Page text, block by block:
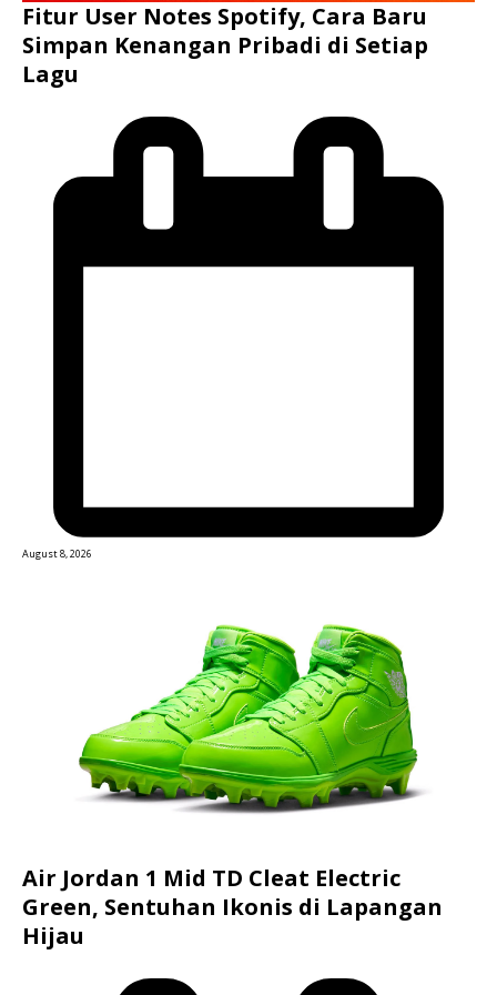
Fitur User Notes Spotify, Cara Baru
Simpan Kenangan Pribadi di Setiap
Lagu
August 8, 2026
Air Jordan 1 Mid TD Cleat Electric
Green, Sentuhan Ikonis di Lapangan
Hijau